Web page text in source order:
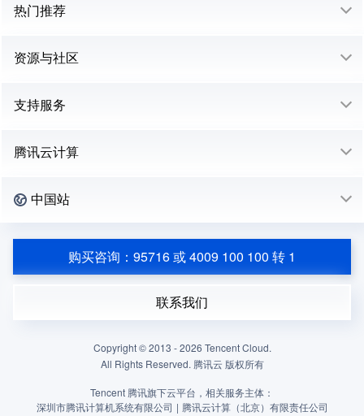
热门推荐
资源与社区
支持服务
腾讯云计算
中国站
购买咨询：95716 或 4009 100 100 转 1
联系我们
Copyright © 2013 -2026 Tencent Cloud.
All Rights Reserved. 腾讯云 版权所有
Tencent 腾讯旗下云平台，相关服务主体：
深圳市腾讯计算机系统有限公司 | 腾讯云计算（北京）有限责任公司